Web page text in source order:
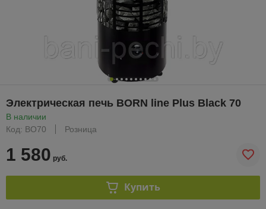
Электрическая печь BORN line Plus Black 70
В наличии
Код: BO70
Розница
1 580 руб.
Купить